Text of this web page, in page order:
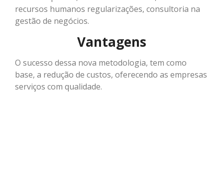
recursos humanos regularizações, consultoria na
gestão de negócios.
Vantagens
O sucesso dessa nova metodologia, tem como
base, a redução de custos, oferecendo as empresas
serviços com qualidade.